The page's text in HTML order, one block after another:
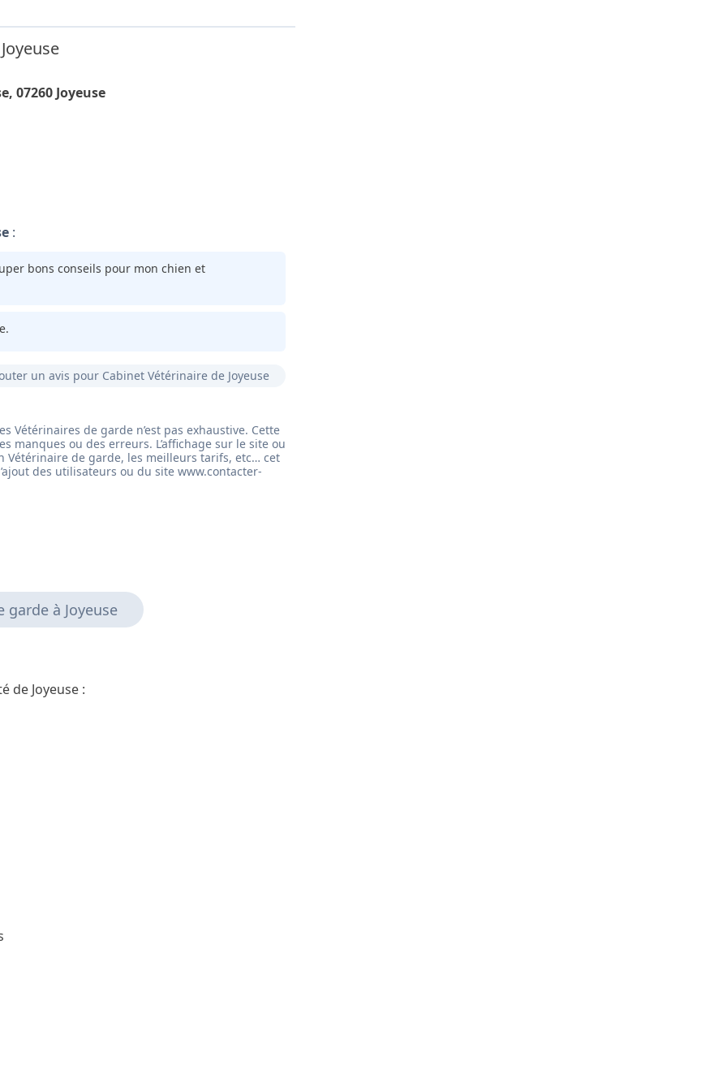
07260 Joyeuse
:
bons conseils pour mon chien et
un avis pour Cabinet Vétérinaire de Joyeuse
à Joyeuse
de Joyeuse :